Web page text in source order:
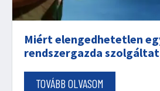
Miért elengedhetetlen
rendszergazda
TOVÁBB OLVASOM